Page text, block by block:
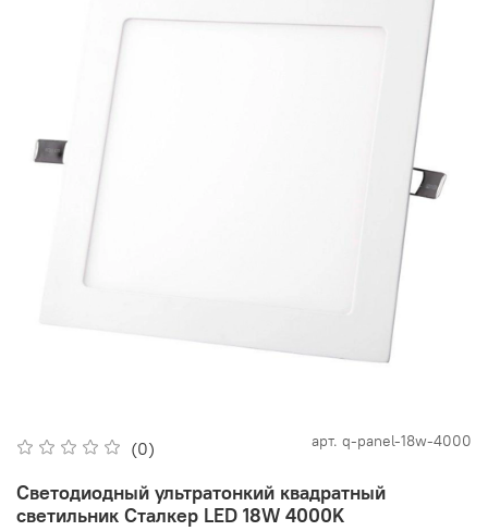
(0) арт. q-panel-18w-4000
Светодиодный ультратонкий квадратный
светильник Сталкер LED 18W 4000K